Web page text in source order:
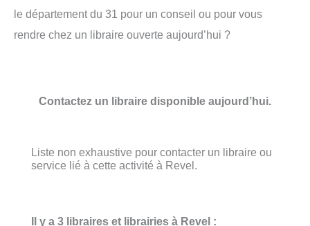
le département du 31 pour un conseil ou pour vous
rendre chez un libraire ouverte aujourd’hui ?
Contactez un libraire disponible aujourd’hui.
Liste non exhaustive pour contacter un libraire ou
service lié à cette activité à Revel.
Il y a 3 libraires et librairies à Revel :